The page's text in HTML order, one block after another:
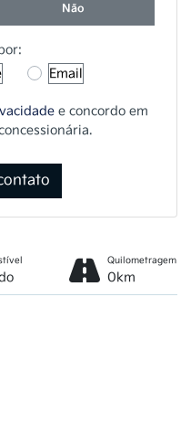
Não
Email
e concordo em
Quilometragem
0km